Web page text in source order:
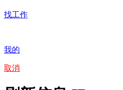
找工作
我的
取消